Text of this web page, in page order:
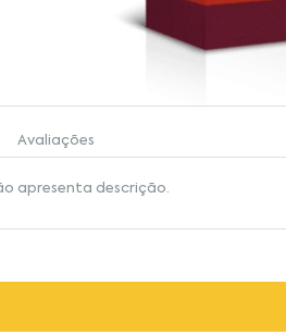
Avaliações
apresenta descrição.